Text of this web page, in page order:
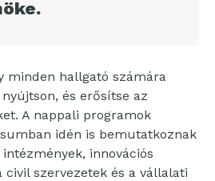
minden hallgató számára
és erősítse az
A nappali programok
idén is bemutatkoznak
innovációs
szervezetek és a vállalati